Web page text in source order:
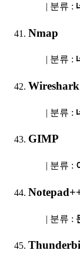
| 분류 :
Nmap
| 분류 :
Wireshark
| 분류 :
GIMP
| 분류 :
| 분류 :